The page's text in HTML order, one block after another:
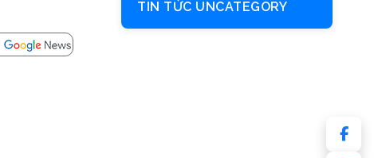
TIN TỨC UNCATEGORY